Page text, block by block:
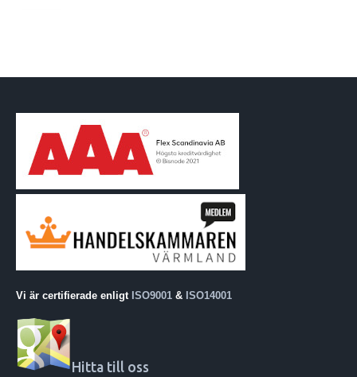
Vi är certifierade enligt ISO9001 & ISO14001
Hitta till oss